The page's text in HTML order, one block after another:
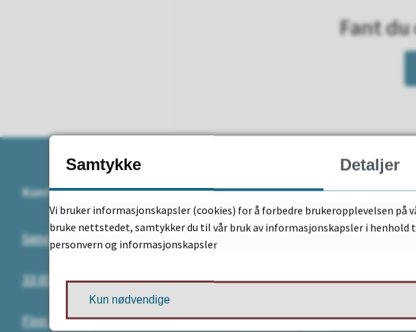
Fant
Kontakt
Send e-post
33 05 95 00
Finn ansatt
Adresse
Postadresse:
3081 Holmestrand
Besøksadresse:
Samtykke Detaljer
Vi bruker informasjonskapsler (cookies) for å forbedre brukeropplevelsen
bruke nettstedet, samtykker du til vår bruk av informasjonskapsler i henhold
personvern og informasjonskapsler
Kun nødvendige